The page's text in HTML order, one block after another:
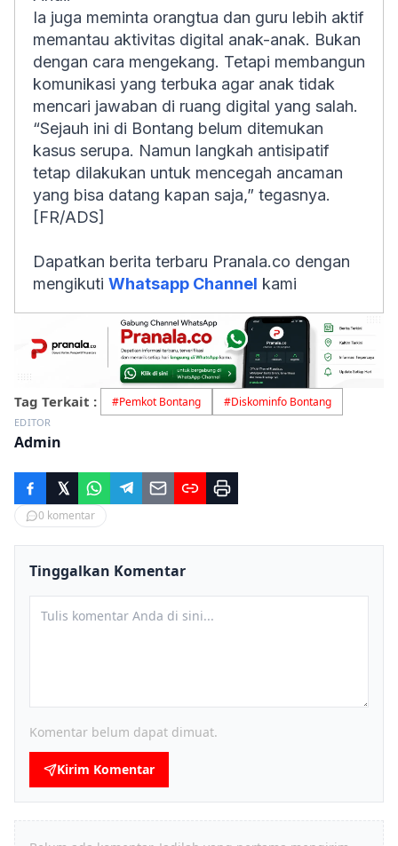
Ia juga meminta orangtua dan guru lebih aktif
memantau aktivitas digital anak-anak. Bukan
dengan cara mengekang. Tetapi membangun
komunikasi yang terbuka agar anak tidak
mencari jawaban di ruang digital yang salah.
“Sejauh ini di Bontang belum ditemukan
kasus serupa. Namun langkah antisipatif
tetap dilakukan untuk mencegah ancaman
yang bisa datang kapan saja,” tegasnya.
[FR/ADS]
Dapatkan berita terbaru Pranala.co dengan
mengikuti Whatsapp Channel kami
Tag Terkait : #Pemkot Bontang #Diskominfo Bontang
EDITOR
Admin
0 komentar
Tinggalkan Komentar
Komentar belum dapat dimuat.
Kirim Komentar